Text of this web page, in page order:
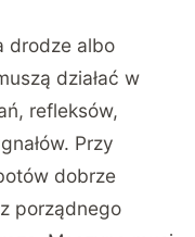
drodze albo
działać w
refleksów,
Przy
dobrze
porządnego